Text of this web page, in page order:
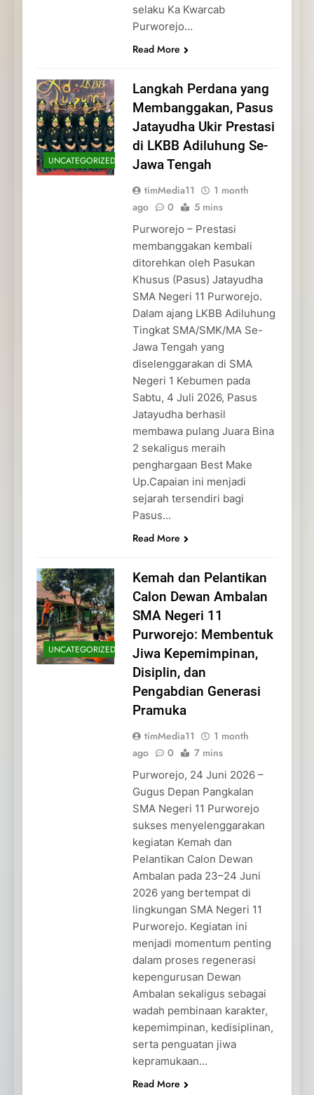
selaku Ka Kwarcab
Purworejo…
Read More
UNCATEGORIZED
Langkah Perdana yang
Membanggakan, Pasus
Jatayudha Ukir Prestasi
di LKBB Adiluhung Se-
Jawa Tengah
timMedia11
1 month
ago
0 5 mins
Purworejo – Prestasi
membanggakan kembali
ditorehkan oleh Pasukan
Khusus (Pasus) Jatayudha
SMA Negeri 11 Purworejo.
Dalam ajang LKBB Adiluhung
Tingkat SMA/SMK/MA Se-
Jawa Tengah yang
diselenggarakan di SMA
Negeri 1 Kebumen pada
Sabtu, 4 Juli 2026, Pasus
Jatayudha berhasil
membawa pulang Juara Bina
2 sekaligus meraih
penghargaan Best Make
Up.Capaian ini menjadi
sejarah tersendiri bagi
Pasus…
Read More
UNCATEGORIZED
Kemah dan Pelantikan
Calon Dewan Ambalan
SMA Negeri 11
Purworejo: Membentuk
Jiwa Kepemimpinan,
Disiplin, dan
Pengabdian Generasi
Pramuka
timMedia11
1 month
ago
0 7 mins
Purworejo, 24 Juni 2026 –
Gugus Depan Pangkalan
SMA Negeri 11 Purworejo
sukses menyelenggarakan
kegiatan Kemah dan
Pelantikan Calon Dewan
Ambalan pada 23–24 Juni
2026 yang bertempat di
lingkungan SMA Negeri 11
Purworejo. Kegiatan ini
menjadi momentum penting
dalam proses regenerasi
kepengurusan Dewan
Ambalan sekaligus sebagai
wadah pembinaan karakter,
kepemimpinan, kedisiplinan,
serta penguatan jiwa
kepramukaan…
Read More